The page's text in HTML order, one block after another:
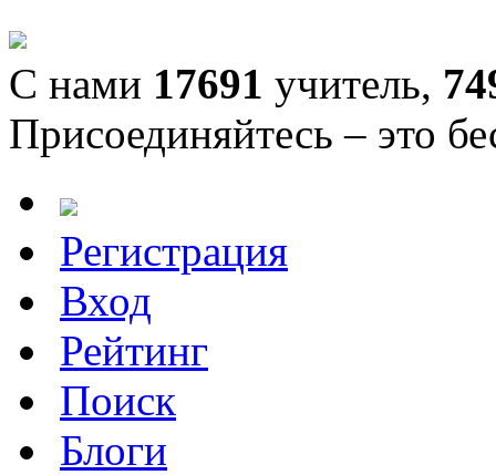
С нами 17691 учитель,
Присоединяйтесь – это
Регистрация
Вход
Рейтинг
Поиск
Блоги